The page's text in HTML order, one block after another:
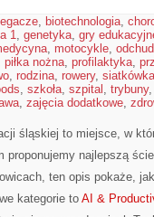
, biotechnologia,
1, genetyka, gry
, motocykle,
piłka nożna, profilaktyka,
, rodzina, rowery, siatkówka
, szkoła, szpital , trybuny
, zajęcia dodatkowe,
śląskiej to miejsce, w
proponujemy najlepszą
ten opis pokaże,
kategorie to AI &